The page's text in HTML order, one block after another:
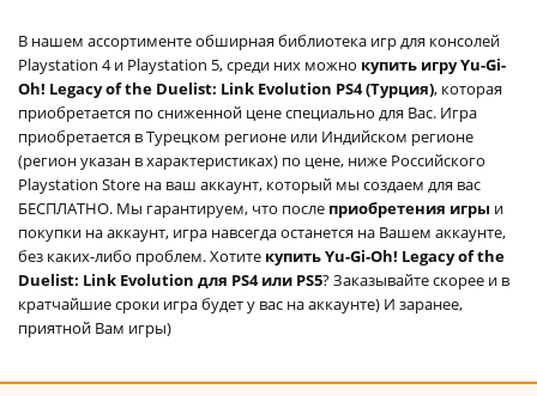
В нашем ассортименте обширная библиотека игр для консолей
Playstation 4 и Playstation 5, среди них можно купить игру Yu-Gi-
Oh! Legacy of the Duelist: Link Evolution PS4 (Турция), которая
приобретается по сниженной цене специально для Вас. Игра
приобретается в Турецком регионе или Индийском регионе
(регион указан в характеристиках) по цене, ниже Российского
Playstation Store на ваш аккаунт, который мы создаем для вас
БЕСПЛАТНО. Мы гарантируем, что после приобретения игры и
покупки на аккаунт, игра навсегда останется на Вашем аккаунте,
без каких-либо проблем. Хотите купить Yu-Gi-Oh! Legacy of the
Duelist: Link Evolution для PS4 или PS5? Заказывайте скорее и в
кратчайшие сроки игра будет у вас на аккаунте) И заранее,
приятной Вам игры)